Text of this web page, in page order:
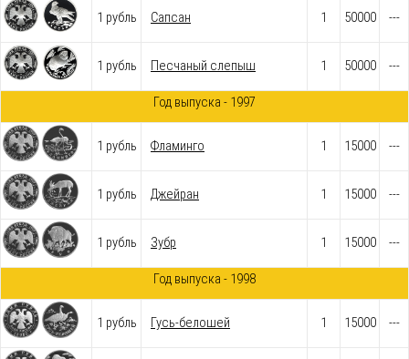
1 рубль Сапсан 1 50000 ---
1 рубль Песчаный слепыш 1 50000 ---
Год выпуска - 1997
1 рубль Фламинго 1 15000 ---
1 рубль Джейран 1 15000 ---
1 рубль Зубр 1 15000 ---
Год выпуска - 1998
1 рубль Гусь-белошей 1 15000 ---